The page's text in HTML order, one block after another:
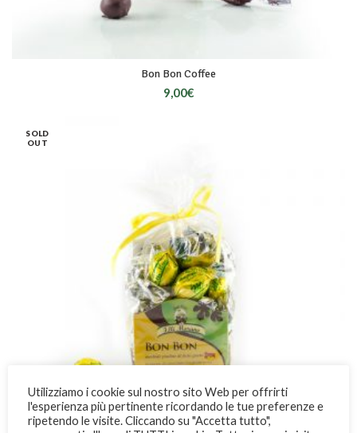
Bon Bon Coffee
9,00€
SOLD
OUT
Utilizziamo i cookie sul nostro sito Web per offrirti
l'esperienza più pertinente ricordando le tue preferenze e
ripetendo le visite. Cliccando su "Accetta tutto",